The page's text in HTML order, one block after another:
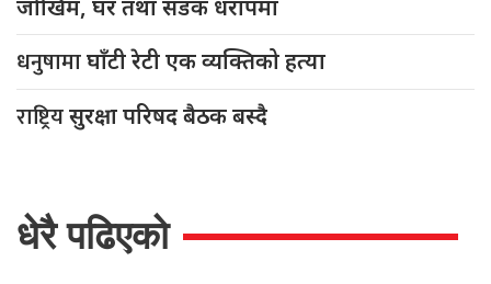
जोखिम, घर तथा सडक धरापमा
धनुषामाघाँटी रेटी एक व्यक्तिको हत्या
राष्ट्रियसुरक्षा परिषद बैठक बस्दै
धेरै पढिएको